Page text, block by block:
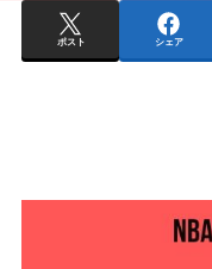
ポスト シェア